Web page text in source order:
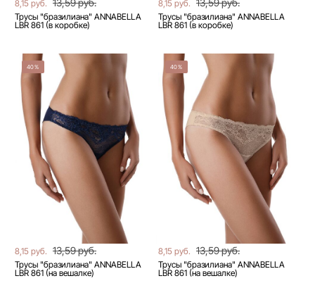
8,15 руб. 13,59 руб.
Трусы "бразилиана" ANNABELLA
LBR 861 (в коробке)
8,15 руб. 13,59 руб.
Трусы "бразилиана" ANNABELLA
LBR 861 (в коробке)
40%
8,15 руб. 13,59 руб.
Трусы "бразилиана" ANNABELLA
LBR 861 (на вешалке)
40%
8,15 руб. 13,59 руб.
Трусы "бразилиана" ANNABELLA
LBR 861 (на вешалке)